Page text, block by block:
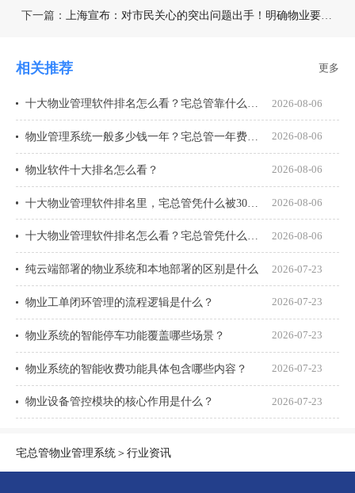
下一篇： 上海宣布：对市民关心的突出问题出手！明确物业要公开收入明细
相关推荐 更多
2026-08-06
2026-08-06
物业软件十大排名怎么看？ 2026-08-06
2026-08-06
十大物业管理软件排名怎么看？宅总管凭什么能进榜？ 2026-08-06
纯云端部署的物业系统和本地部署的区别是什么 2026-07-23
物业工单闭环管理的流程逻辑是什么？ 2026-07-23
物业系统的智能停车功能覆盖哪些场景？ 2026-07-23
物业系统的智能收费功能具体包含哪些内容？ 2026-07-23
物业设备管控模块的核心作用是什么？ 2026-07-23
宅总管物业管理系统＞行业资讯